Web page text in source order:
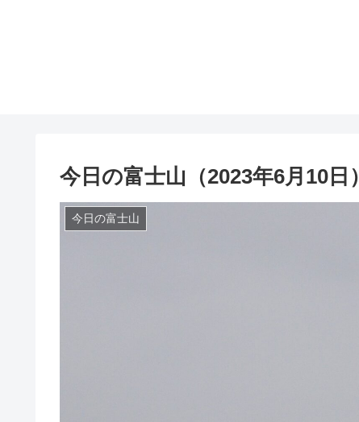
今日の富士山（2023年6月10日）
今日の富士山